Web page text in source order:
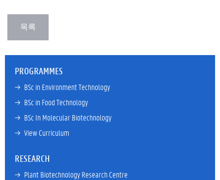
PROGRAMMES
→ BSc in Environment Technology
→ BSc in Food Technology
→ BSc In Molecular Biotechnology
→ View Curriculum
RESEARCH
→ Plant Biotechnology Research Centre